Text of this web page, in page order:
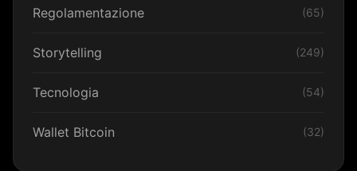
Regolamentazione (65)
Storytelling (249)
Tecnologia (54)
Wallet Bitcoin (32)